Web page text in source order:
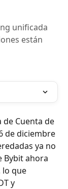
unificada
están
Cuenta de
de diciembre
ya no
Bybit ahora
lo que
y